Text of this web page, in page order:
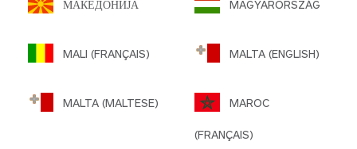
МАКЕДОНИЈА MAGYARORSZÁG
MALI (FRANÇAIS) MALTA (ENGLISH)
MALTA (MALTESE) MAROC
(FRANÇAIS)